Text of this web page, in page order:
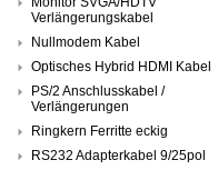
Verlängerungskabel
Nullmodem Kabel
Optisches Hybrid HDMI Kabel
PS/2 Anschlusskabel /
Verlängerungen
Ringkern Ferritte eckig
RS232 Adapterkabel 9/25pol